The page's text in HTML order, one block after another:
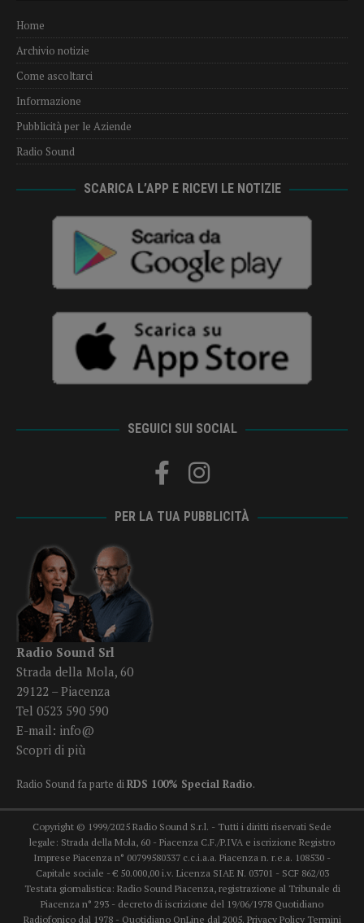
Home
Archivio notizie
Come ascoltarci
Informazione
Pubblicità per le Aziende
Radio Sound
SCARICA L’APP E RICEVI LE NOTIZIE
SEGUICI SUI SOCIAL
PER LA TUA PUBBLICITÀ
Radio Sound Srl
Strada della Mola, 60
29122 – Piacenza
Tel 0523 590 590
E-mail: info@
Scopri di più
Radio Sound fa parte diRDS 100% Special Radio.
Copyright © 1999/2025 Radio Sound S.r.l. - Tutti i diritti riservati Sede
legale: Strada della Mola, 60 - Piacenza C.F./P.IVA e iscrizione Registro
Imprese Piacenza n° 00799580337 c.c.i.a.a. Piacenza n. r.e.a. 108530 -
Capitale sociale - € 50.000,00 i.v. Licenza SIAE N. 03701 - SCF 862/03
Testata giornalistica: Radio Sound Piacenza, registrazione al Tribunale di
Piacenza n° 293 - decreto di iscrizione del 19/06/1978 Quotidiano
Radiofonico dal 1978 - Quotidiano OnLine dal 2005. Privacy Policy Termini